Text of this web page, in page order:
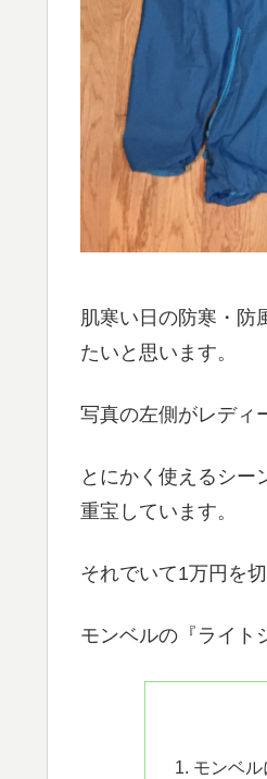
肌寒い日の防寒・防
たいと思います。
写真の左側がレディ
とにかく使えるシー
重宝しています。
それでいて1万円を
モンベルの『ライト
モンベ